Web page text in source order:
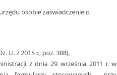
osobie zaświadczenie o
U. z 2015 r., poz. 388),
z dnia 29 września 2011 r. w